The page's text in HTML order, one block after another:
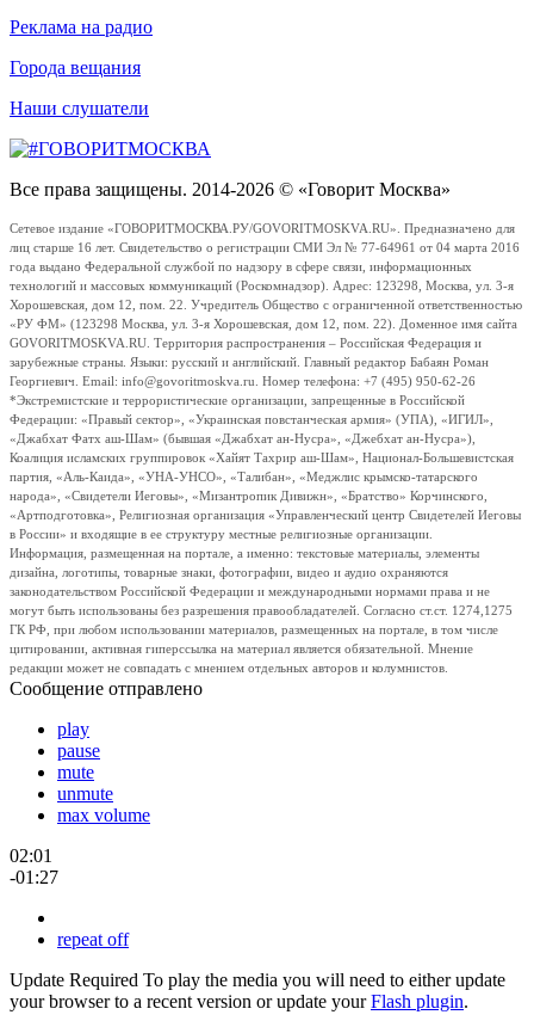
Реклама на радио
Города вещания
Наши слушатели
Все права защищены. 2014-2026 © «Говорит Москва»
Сетевое издание «ГОВОРИТМОСКВА.РУ/GOVORITMOSKVA.RU». Предназначено для
лиц старше 16 лет. Свидетельство о регистрации СМИ Эл № 77-64961 от 04 марта 2016
года выдано Федеральной службой по надзору в сфере связи, информационных
технологий и массовых коммуникаций (Роскомнадзор). Адрес: 123298, Москва, ул. 3-я
Хорошевская, дом 12, пом. 22. Учредитель Общество с ограниченной ответственностью
«РУ ФМ» (123298 Москва, ул. 3-я Хорошевская, дом 12, пом. 22). Доменное имя сайта
GOVORITMOSKVA.RU. Территория распространения – Российская Федерация и
зарубежные страны. Языки: русский и английский. Главный редактор Бабаян Роман
Георгиевич. Email: info@govoritmoskva.ru. Номер телефона: +7 (495) 950-62-26
*Экстремистские и террористические организации, запрещенные в Российской
Федерации: «Правый сектор», «Украинская повстанческая армия» (УПА), «ИГИЛ»,
«Джабхат Фатх аш-Шам» (бывшая «Джабхат ан-Нусра», «Джебхат ан-Нусра»),
Коалиция исламских группировок «Хайят Тахрир аш-Шам», Национал-Большевистская
партия, «Аль-Каида», «УНА-УНСО», «Талибан», «Меджлис крымско-татарского
народа», «Свидетели Иеговы», «Мизантропик Дивижн», «Братство» Корчинского,
«Артподготовка», Религиозная организация «Управленческий центр Свидетелей Иеговы
в России» и входящие в ее структуру местные религиозные организации.
Информация, размещенная на портале, а именно: текстовые материалы, элементы
дизайна, логотипы, товарные знаки, фотографии, видео и аудио охраняются
законодательством Российской Федерации и международными нормами права и не
могут быть использованы без разрешения правообладателей. Согласно ст.ст. 1274,1275
ГК РФ, при любом использовании материалов, размещенных на портале, в том числе
цитировании, активная гиперссылка на материал является обязательной. Мнение
редакции может не совпадать с мнением отдельных авторов и колумнистов.
Сообщение отправлено
play
pause
mute
unmute
max volume
02:01
-01:27
repeat off
Update Required To play the media you will need to either update
your browser to a recent version or update yourFlash plugin.